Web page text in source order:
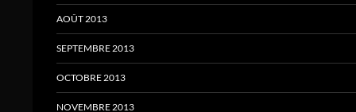
AOÛT 2013
SEPTEMBRE 2013
OCTOBRE 2013
NOVEMBRE 2013